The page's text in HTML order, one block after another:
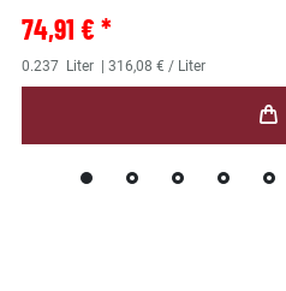
74,91 € *
0.237 Liter | 316,08 € / Liter